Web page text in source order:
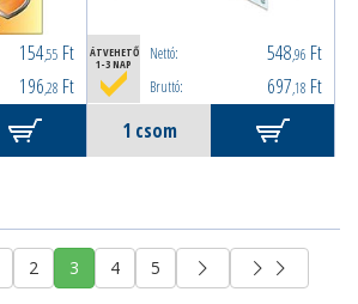
154,55 Ft
196,28 Ft
ÁTVEHETŐ
1-3 NAP
Nettó: 548,96 Ft
Bruttó: 697,18 Ft
2 3 4 5